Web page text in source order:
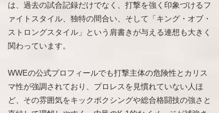
は、過去の試合記録だけでなく、打撃を強く印象づけるフ
ァイトスタイル、独特の間合い、そして「キング・オブ・
ストロングスタイル」という肩書きが与える連想も大きく
関わっています。
WWEの公式プロフィールでも打撃主体の危険性とカリス
マ性が強調されており、プロレスを見慣れていない人ほ
ど、その雰囲気をキックボクシングや総合格闘技の強さと